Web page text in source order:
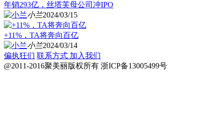
年销293亿，丝塔芙母公司冲IPO
小兰2024/03/15
+11%，TA将奔向百亿
小兰2024/03/14
偏执狂们 联系方式 加入我们
@2011-2016聚美丽版权所有 浙ICP备13005499号